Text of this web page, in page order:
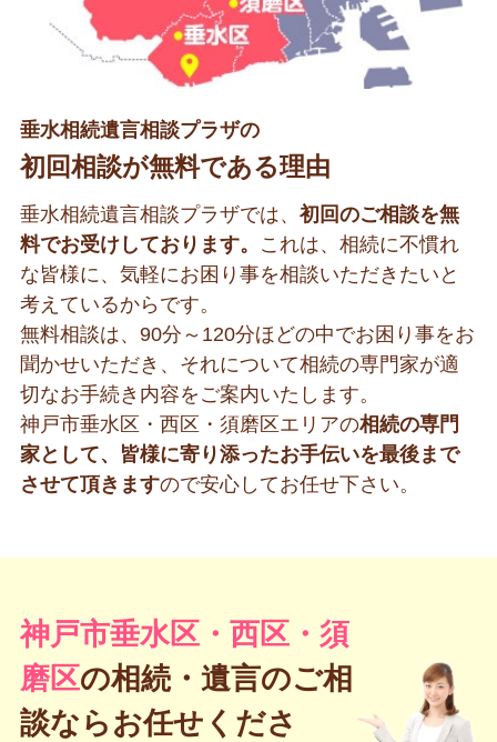
垂水相続遺言相談プラザの
初回相談が無料である理由
垂水相続遺言相談プラザでは、 初回のご相談を無
料でお受けしております。
これは、相続に不慣れ
な皆様に、気軽にお困り事を相談いただきたいと
考えているからです。
無料相談は、90分～120分ほどの中でお困り事をお
聞かせいただき、それについて相続の専門家が適
切なお手続き内容をご案内いたします。
神戸市垂水区・西区・須磨区エリアの相続の専門
家として、皆様に寄り添ったお手伝いを最後まで
させて頂きますので安心してお任せ下さい。
神戸市垂水区・西区・須
磨区の相続・遺言のご相
談ならお任せくださ